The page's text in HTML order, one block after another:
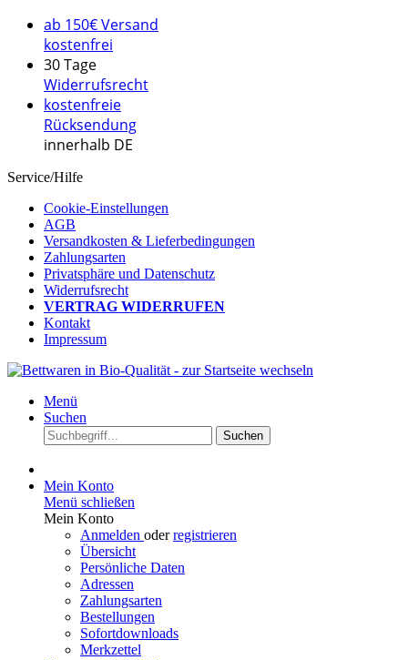
ab 150€ Versand
kostenfrei
30 Tage
Widerrufsrecht
kostenfreie
Rücksendung
innerhalb DE
Service/Hilfe
Cookie-Einstellungen
AGB
Versandkosten & Lieferbedingungen
Zahlungsarten
Privatsphäre und Datenschutz
Widerrufsrecht
VERTRAG WIDERRUFEN
Kontakt
Impressum
Menü
Suchen
Suchen
Mein Konto
Menü schließen
Mein Konto
Anmelden oderregistrieren
Übersicht
Persönliche Daten
Adressen
Zahlungsarten
Bestellungen
Sofortdownloads
Merkzettel